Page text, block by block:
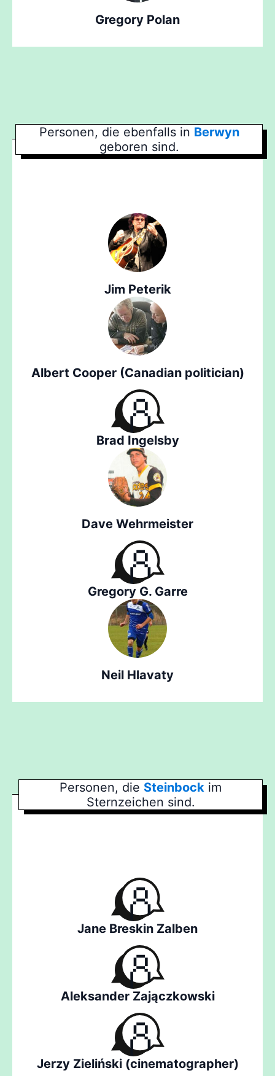
Gregory Polan
Personen, die ebenfalls in Berwyn
geboren sind.
Jim Peterik
Albert Cooper (Canadian politician)
Brad Ingelsby
Dave Wehrmeister
Gregory G. Garre
Neil Hlavaty
Personen, die Steinbock im
Sternzeichen sind.
Jane Breskin Zalben
Aleksander Zajączkowski
Jerzy Zieliński (cinematographer)